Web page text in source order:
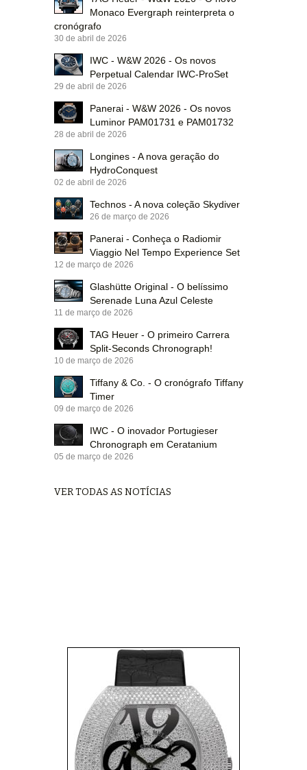
Monaco Evergraph reinterpreta o
cronógrafo
30 de abril de 2026
IWC - W&W 2026 - Os novos
Perpetual Calendar IWC-ProSet
29 de abril de 2026
Panerai - W&W 2026 - Os novos
Luminor PAM01731 e PAM01732
28 de abril de 2026
Longines - A nova geração do
HydroConquest
02 de abril de 2026
Technos - A nova coleção Skydiver
26 de março de 2026
Panerai - Conheça o Radiomir
Viaggio Nel Tempo Experience Set
12 de março de 2026
Glashütte Original - O belíssimo
Serenade Luna Azul Celeste
11 de março de 2026
TAG Heuer - O primeiro Carrera
Split-Seconds Chronograph!
10 de março de 2026
Tiffany & Co. - O cronógrafo Tiffany
Timer
09 de março de 2026
IWC - O inovador Portugieser
Chronograph em Ceratanium
05 de março de 2026
VER TODAS AS NOTÍCIAS